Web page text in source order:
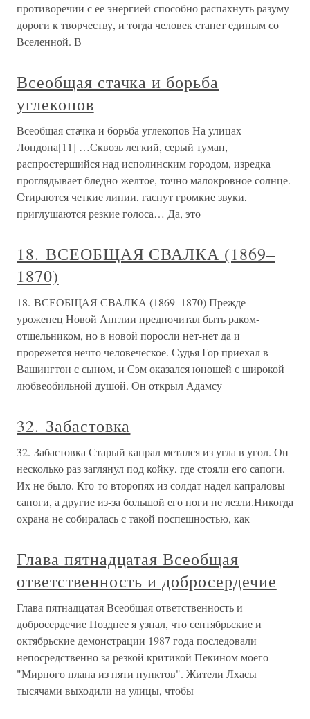
противоречии с ее энергией способно распахнуть разуму
дороги к творчеству, и тогда человек станет единым со
Вселенной. В
Всеобщая стачка и борьба
углекопов
Всеобщая стачка и борьба углекопов На улицах
Лондона[11] …Сквозь легкий, серый туман,
распростершийся над исполинским городом, изредка
проглядывает бледно-желтое, точно малокровное солнце.
Стираются четкие линии, гаснут громкие звуки,
приглушаются резкие голоса… Да, это
18. ВСЕОБЩАЯ СВАЛКА (1869–
1870)
18. ВСЕОБЩАЯ СВАЛКА (1869–1870) Прежде
уроженец Новой Англии предпочитал быть раком-
отшельником, но в новой поросли нет-нет да и
прорежется нечто человеческое. Судья Гор приехал в
Вашингтон с сыном, и Сэм оказался юношей с широкой
любвеобильной душой. Он открыл Адамсу
32. Забастовка
32. Забастовка Старый капрал метался из угла в угол. Он
несколько раз заглянул под койку, где стояли его сапоги.
Их не было. Кто-то второпях из солдат надел капраловы
сапоги, а другие из-за большой его ноги не лезли.Никогда
охрана не собиралась с такой поспешностью, как
Глава пятнадцатая Всеобщая
ответственность и добросердечие
Глава пятнадцатая Всеобщая ответственность и
добросердечие Позднее я узнал, что сентябрьские и
октябрьские демонстрации 1987 года последовали
непосредственно за резкой критикой Пекином моего
"Мирного плана из пяти пунктов". Жители Лхасы
тысячами выходили на улицы, чтобы